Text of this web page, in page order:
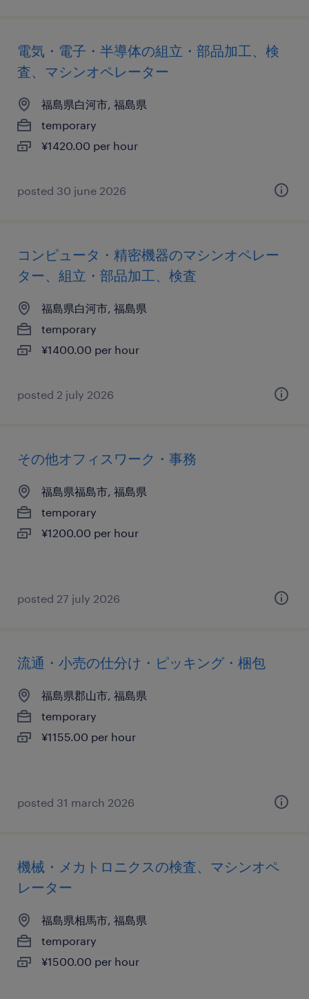
電気・電子・半導体の組立・部品加工、検
査、マシンオペレーター
福島県白河市, 福島県
temporary
¥1420.00 per hour
posted 30 june 2026
コンピュータ・精密機器のマシンオペレー
ター、組立・部品加工、検査
福島県白河市, 福島県
temporary
¥1400.00 per hour
posted 2 july 2026
その他オフィスワーク・事務
福島県福島市, 福島県
temporary
¥1200.00 per hour
posted 27 july 2026
流通・小売の仕分け・ピッキング・梱包
福島県郡山市, 福島県
temporary
¥1155.00 per hour
posted 31 march 2026
機械・メカトロニクスの検査、マシンオペ
レーター
福島県相馬市, 福島県
temporary
¥1500.00 per hour